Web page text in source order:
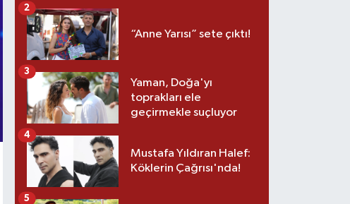
“Anne Yarısı” sete çıktı!
2
Yaman, Doğa'yı
toprakları ele
geçirmekle suçluyor
3
Mustafa Yıldıran Halef:
Köklerin Çağrısı'nda!
4
5